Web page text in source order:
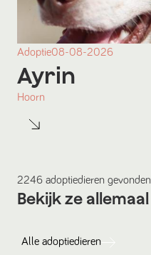
Adoptie08-08-2026
Ayrin
Hoorn
2246 adoptiedieren gevonden
Bekijk ze allemaal
Alle adoptiedieren